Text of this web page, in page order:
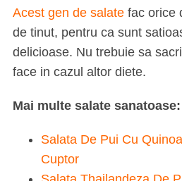
Acest gen de salate fac orice
de tinut, pentru ca sunt
delicioase. Nu trebuie sa
face in cazul altor diete.
Mai multe salate sanatoase:
Salata De Pui Cu
Cuptor